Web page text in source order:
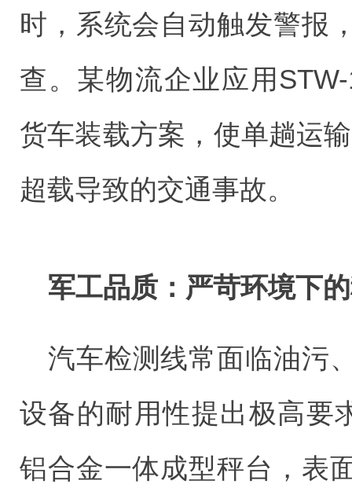
时，系统会自动触发警报
查。某物流企业应用
货车装载方案，使单趟运
超载导致的交通事故。
军工品质：严苛环境下
汽车检测线常面临油污
设备的耐用性提出极高要
铝合金一体成型秤台，表